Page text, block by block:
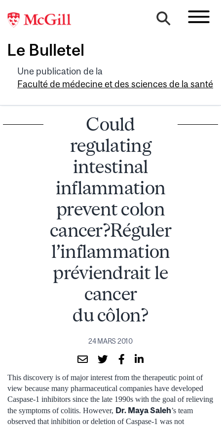
Le Bulletel
Une publication de la
Faculté de médecine et des sciences de la santé
Could
regulating
intestinal
inflammation
prevent colon
cancer?Réguler
l’inflammation
préviendrait le
cancer
du côlon?
24 MARS 2010
This discovery is of major interest from the therapeutic point of
view because many pharmaceutical companies have developed
Caspase-1 inhibitors since the late 1990s with the goal of relieving
the symptoms of colitis. However, Dr. Maya Saleh’s team
observed that inhibition or deletion of Caspase-1 was not